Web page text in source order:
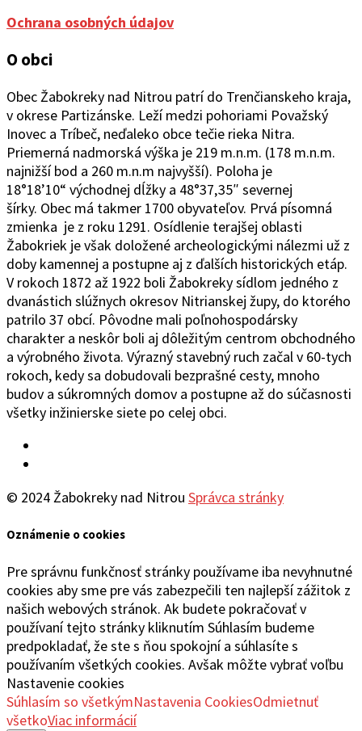
Ochrana osobných údajov
O obci
Obec Žabokreky nad Nitrou patrí do Trenčianskeho kraja,
v okrese Partizánske. Leží medzi pohoriami Považský
Inovec a Tríbeč, neďaleko obce tečie rieka Nitra.
Priemerná nadmorská výška je 219 m.n.m. (178 m.n.m.
najnižší bod a 260 m.n.m najvyšší). Poloha je
18°18’10“ východnej dĺžky a 48°37‚35″ severnej
šírky. Obec má takmer 1700 obyvateľov. Prvá písomná
zmienka je z roku 1291. Osídlenie terajšej oblasti
Žabokriek je však doložené archeologickými nálezmi už z
doby kamennej a postupne aj z ďalších historických etáp.
V rokoch 1872 až 1922 boli Žabokreky sídlom jedného z
dvanástich slúžnych okresov Nitrianskej župy, do ktorého
patrilo 37 obcí. Pôvodne mali poľnohospodársky
charakter a neskôr boli aj dôležitým centrom obchodného
a výrobného života. Výrazný stavebný ruch začal v 60-tych
rokoch, kedy sa dobudovali bezprašné cesty, mnoho
budov a súkromných domov a postupne až do súčasnosti
všetky inžinierske siete po celej obci.
© 2024 Žabokreky nad Nitrou Správca stránky
Oznámenie o cookies
Pre správnu funkčnosť stránky používame iba nevyhnutné
cookies aby sme pre vás zabezpečili ten najlepší zážitok z
našich webových stránok. Ak budete pokračovať v
používaní tejto stránky kliknutím Súhlasím budeme
predpokladať, že ste s ňou spokojní a súhlasíte s
používaním všetkých cookies. Avšak môžte vybrať voľbu
Nastavenie cookies
Súhlasím so všetkýmNastavenia CookiesOdmietnuť
všetkoViac informácií